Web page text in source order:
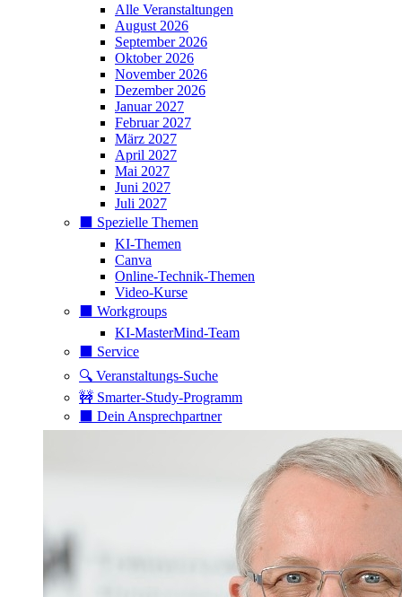
Alle Veranstaltungen
August 2026
September 2026
Oktober 2026
November 2026
Dezember 2026
Januar 2027
Februar 2027
März 2027
April 2027
Mai 2027
Juni 2027
Juli 2027
⬛️ Spezielle Themen
KI-Themen
Canva
Online-Technik-Themen
Video-Kurse
⬛️ Workgroups
KI-MasterMind-Team
⬛️ Service
🔍 Veranstaltungs-Suche
🚧 Smarter-Study-Programm
⬛️ Dein Ansprechpartner